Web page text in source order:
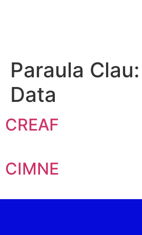
Paraula Clau:
Data
CREAF
CIMNE